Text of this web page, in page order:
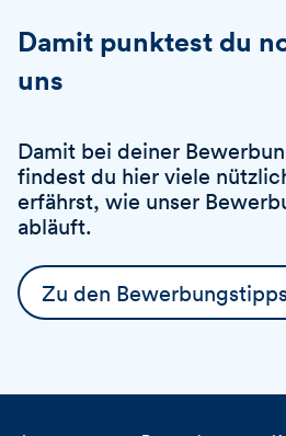
Damit punktest du
uns
Damit bei deiner
findest du hier viele
erfährst, wie unser
abläuft.
Zu den Bewerbungstipps